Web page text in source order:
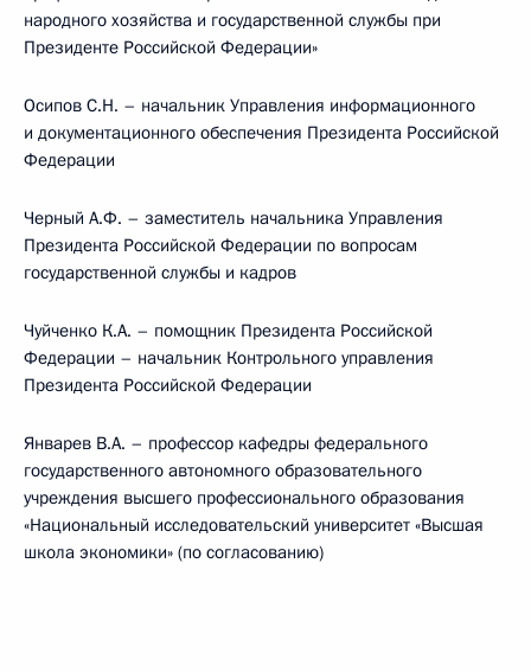
народного хозяйства и государственной службы при
Президенте Российской Федерации»
Осипов С.Н. – начальник Управления информационного
и документационного обеспечения Президента Российской
Федерации
Черный А.Ф. – заместитель начальника Управления
Президента Российской Федерации по вопросам
государственной службы и кадров
Чуйченко К.А. – помощник Президента Российской
Федерации – начальник Контрольного управления
Президента Российской Федерации
Январев В.А. – профессор кафедры федерального
государственного автономного образовательного
учреждения высшего профессионального образования
«Национальный исследовательский университет «Высшая
школа экономики» (по согласованию)